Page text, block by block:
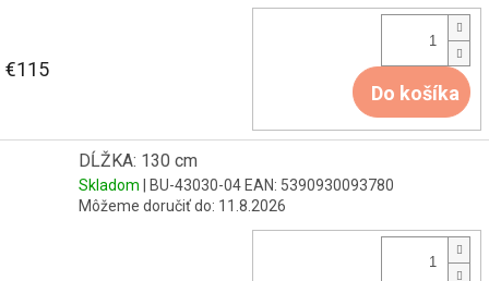
€115
Do košíka
DĹŽKA: 130 cm
Skladom | BU-43030-04 EAN: 5390930093780
Môžeme doručiť do: 11.8.2026